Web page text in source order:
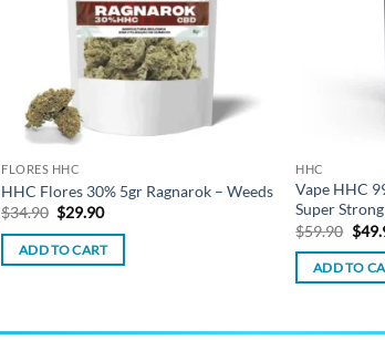
FLORES HHC
HHC Flores 30% 5gr Ragnarok – Weeds
$34.90 Original
price
was:
$34.90.
$29.90Current
is:
$29.90.
ADD TO CART
HHC
Vape HHC
Super
$59.90
price
was:
$
ADD TO